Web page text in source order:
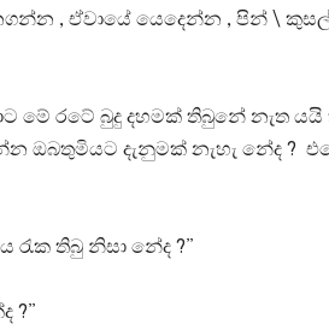
, ඒවායේ යෙදෙන්න , පින් \
මේ රටේ බුදු දහමක් තිබුනේ නැත
ඔබතුමියට දැනුමක් නැහැ නේද ?
තිබු නිසා නේද ?”
?”